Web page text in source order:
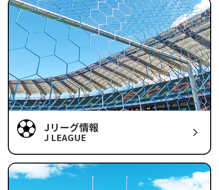
Jリーグ情報
J LEAGUE